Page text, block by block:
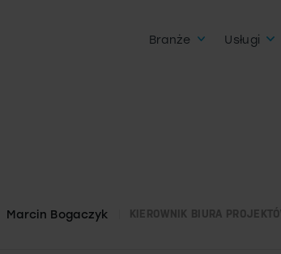
Branże Usługi
Marcin Bogaczyk KIEROWNIK BIURA